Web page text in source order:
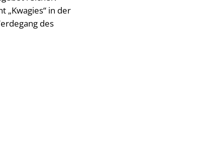
„Kwagies“ in der
des